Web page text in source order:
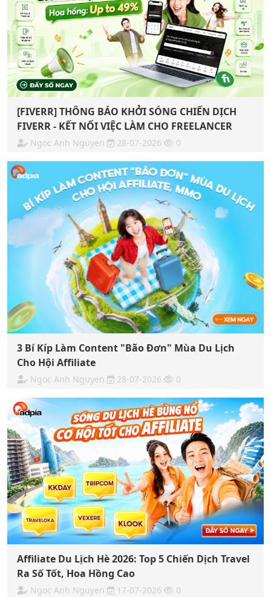
[FIVERR] THÔNG BÁO KHỞI SÓNG CHIẾN DỊCH
FIVERR - KẾT NỐI VIỆC LÀM CHO FREELANCER
Ngoc Anh Nguyen 28-07-2026 0
3 Bí Kíp Làm Content "Bão Đơn" Mùa Du Lịch
Cho Hội Affiliate
Ngoc Anh Nguyen 28-07-2026 0
Affiliate Du Lịch Hè 2026: Top 5 Chiến Dịch Travel
Ra Số Tốt, Hoa Hồng Cao
Ngoc Anh Nguyen 17-07-2026 0